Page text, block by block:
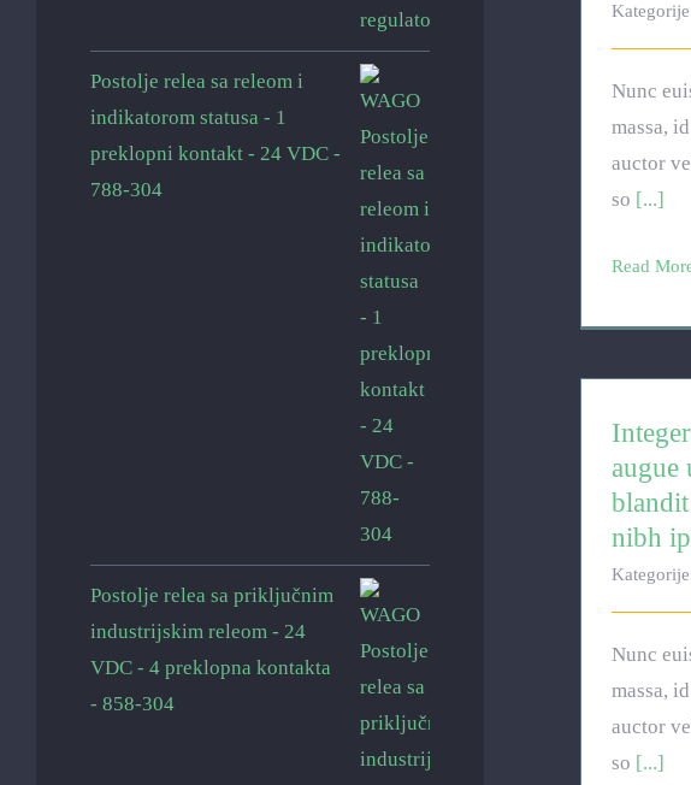
Nunc
massa,
auctor
so [...]
Read
augue
nibh
Nunc
massa,
auctor
so [...]
Postolje relea sa releom i
indikatorom statusa - 1
preklopni kontakt - 24 VDC -
788-304
Postolje relea sa priključnim
industrijskim releom - 24
VDC - 4 preklopna kontakta
- 858-304